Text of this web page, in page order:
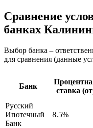
Сравнение
банках
Выбор банка –
для сравнения (данные
Банк
ставка
Русский
Ипотечный
Банк
8.5%